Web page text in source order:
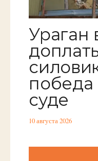
Ураган
суде
10 августа 2026